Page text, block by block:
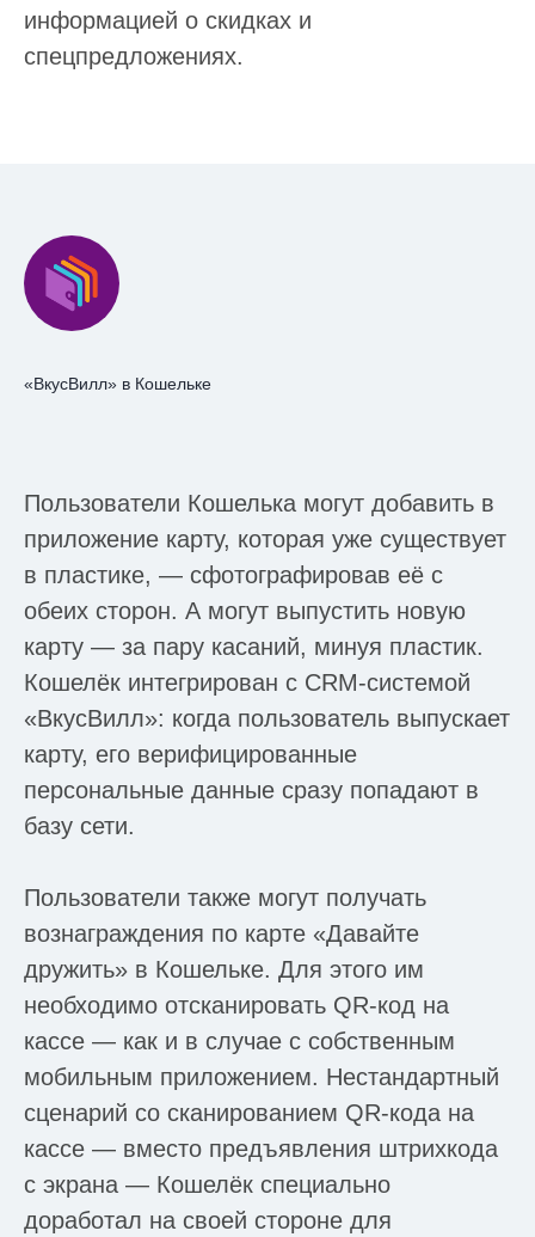
информацией о скидках и
спецпредложениях.
«ВкусВилл» в Кошельке
Пользователи Кошелька могут добавить в
приложение карту, которая уже существует
в пластике, — сфотографировав её с
обеих сторон. А могут выпустить новую
карту — за пару касаний, минуя пластик.
Кошелёк интегрирован с CRM-системой
«ВкусВилл»: когда пользователь выпускает
карту, его верифицированные
персональные данные сразу попадают в
базу сети.
Пользователи также могут получать
вознаграждения по карте «Давайте
дружить» в Кошельке. Для этого им
необходимо отсканировать QR-код на
кассе — как и в случае с собственным
мобильным приложением. Нестандартный
сценарий со сканированием QR-кода на
кассе — вместо предъявления штрихкода
с экрана — Кошелёк специально
доработал на своей стороне для